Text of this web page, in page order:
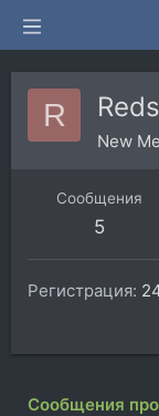
R
New
Сообщения
5
Регистрация
Сообщения